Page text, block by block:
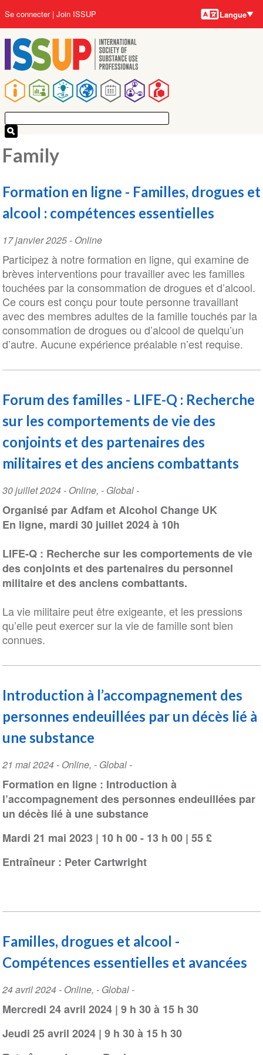
au
contenu
principal
Main
navigation
User
account
menu
Se connecter Join ISSUP Langues
Langue
Family
Formation en ligne - Familles, drogues et
alcool : compétences essentielles
Event
Date
17 janvier 2025- Online
Participez à notre formation en ligne, qui examine de
brèves interventions pour travailler avec les familles
touchées par la consommation de drogues et d’alcool.
Ce cours est conçu pour toute personne travaillant
avec des membres adultes de la famille touchés par la
consommation de drogues ou d’alcool de quelqu’un
d’autre. Aucune expérience préalable n’est requise.
Forum des familles - LIFE-Q : Recherche
sur les comportements de vie des
conjoints et des partenaires des
militaires et des anciens combattants
Event
Date
30 juillet 2024- Online, - Global -
Organisé par Adfam et Alcohol Change UK
En ligne, mardi 30 juillet 2024 à 10h
LIFE-Q : Recherche sur les comportements de vie
des conjoints et des partenaires du personnel
militaire et des anciens combattants.
La vie militaire peut être exigeante, et les pressions
qu’elle peut exercer sur la vie de famille sont bien
connues.
Introduction à l’accompagnement des
personnes endeuillées par un décès lié à
une substance
Event
Date
21 mai 2024- Online, - Global -
Formation en ligne : Introduction à
l’accompagnement des personnes endeuillées par
un décès lié à une substance
Mardi 21 mai 2023 | 10 h 00 - 13 h 00 | 55 £
Entraîneur : Peter Cartwright
Familles, drogues et alcool -
Compétences essentielles et avancées
Event
Date
24 avril 2024- Online, - Global -
Mercredi 24 avril 2024 | 9 h 30 à 15 h 30
Jeudi 25 avril 2024 | 9 h 30 à 15 h 30